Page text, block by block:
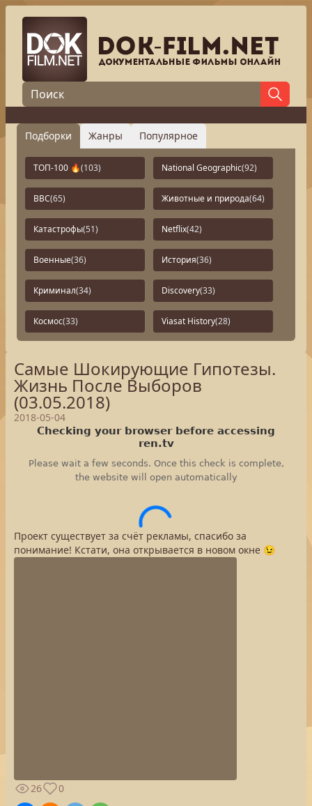
Подборки Жанры Популярное
ТОП-100 🔥(103) National Geographic(92)
BBC(65) Животные и природа(64)
Катастрофы(51) Netflix(42)
Военные(36) История(36)
Криминал(34) Discovery(33)
Космос(33) Viasat History(28)
Самые Шокирующие Гипотезы.
Жизнь После Выборов
(03.05.2018)
2018-05-04
Проект существует за счёт рекламы, спасибо за
понимание! Кстати, она открывается в новом окне 😉
26
0